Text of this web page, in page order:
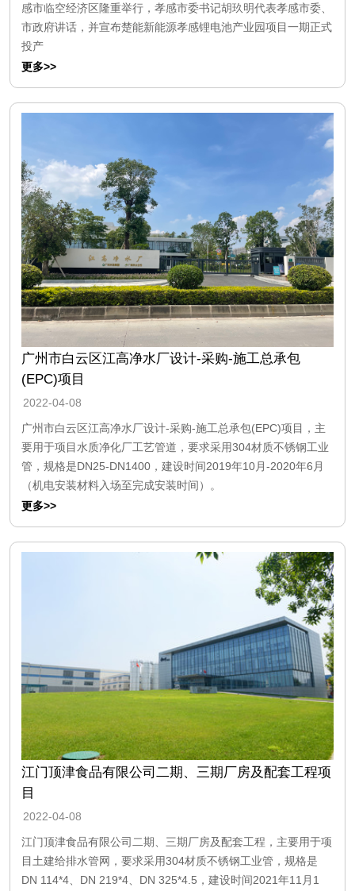
感市临空经济区隆重举行，孝感市委书记胡玖明代表孝感市委、
市政府讲话，并宣布楚能新能源孝感锂电池产业园项目一期正式
投产
更多>>
广州市白云区江高净水厂设计-采购-施工总承包
(EPC)项目
2022-04-08
广州市白云区江高净水厂设计-采购-施工总承包(EPC)项目，主
要用于项目水质净化厂工艺管道，要求采用304材质不锈钢工业
管，规格是DN25-DN1400，建设时间2019年10月-2020年6月
（机电安装材料入场至完成安装时间）。
更多>>
江门顶津食品有限公司二期、三期厂房及配套工程项
目
2022-04-08
江门顶津食品有限公司二期、三期厂房及配套工程，主要用于项
目土建给排水管网，要求采用304材质不锈钢工业管，规格是
DN 114*4、DN 219*4、DN 325*4.5，建设时间2021年11月1